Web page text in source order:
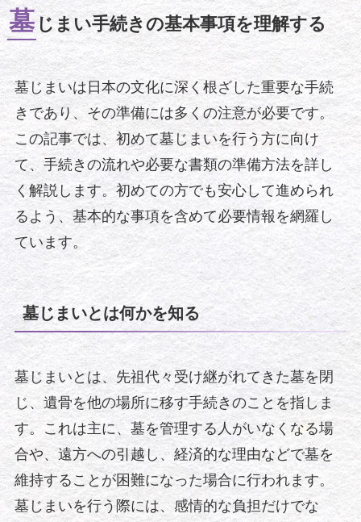
墓 じまい手続きの基本事項を理解する
墓じまいは日本の文化に深く根ざした重要な手続
きであり、その準備には多くの注意が必要です。
この記事では、初めて墓じまいを行う方に向け
て、手続きの流れや必要な書類の準備方法を詳し
く解説します。初めての方でも安心して進められ
るよう、基本的な事項を含めて必要情報を網羅し
ています。
墓じまいとは何かを知る
墓じまいとは、先祖代々受け継がれてきた墓を閉
じ、遺骨を他の場所に移す手続きのことを指しま
す。これは主に、墓を管理する人がいなくなる場
合や、遠方への引越し、経済的な理由などで墓を
維持することが困難になった場合に行われます。
墓じまいを行う際には、感情的な負担だけでな